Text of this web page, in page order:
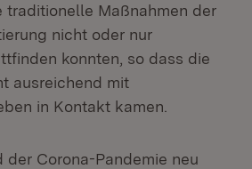
traditionelle Maßnahmen der
nicht oder nur
konnten, so dass die
ausreichend mit
in Kontakt kamen.
der Corona-Pandemie neu